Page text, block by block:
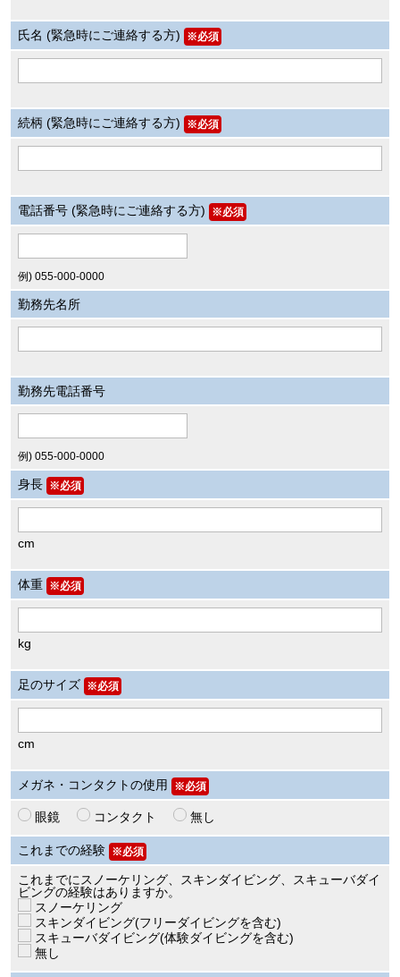
氏名 (緊急時にご連絡する方) ※必須
続柄 (緊急時にご連絡する方) ※必須
電話番号 (緊急時にご連絡する方) ※必須
例) 055-000-0000
勤務先名所
勤務先電話番号
例) 055-000-0000
身長 ※必須
cm
体重 ※必須
kg
足のサイズ ※必須
cm
メガネ・コンタクトの使用 ※必須
眼鏡 コンタクト 無し
これまでの経験 ※必須
これまでにスノーケリング、スキンダイビング、スキューバダイ
ビングの経験はありますか。
スノーケリング
スキンダイビング(フリーダイビングを含む)
スキューバダイビング(体験ダイビングを含む)
無し